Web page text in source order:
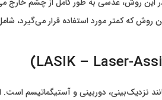
روش که کمتر مورد استفاده قرار می‌گیرد،
نزدیک‌بینی، دوربینی و آستیگماتیسم است.